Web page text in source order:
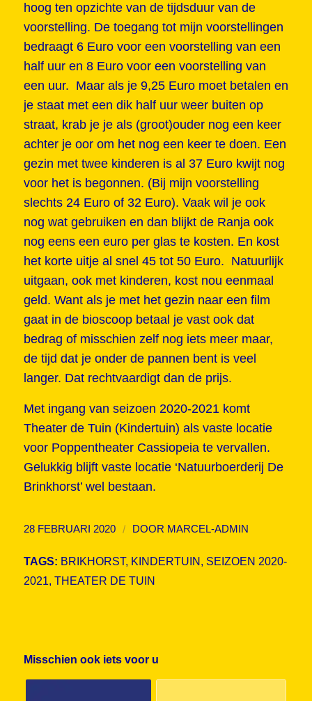
hoog ten opzichte van de tijdsduur van de
voorstelling. De toegang tot mijn voorstellingen
bedraagt 6 Euro voor een voorstelling van een
half uur en 8 Euro voor een voorstelling van
een uur. Maar als je 9,25 Euro moet betalen en
je staat met een dik half uur weer buiten op
straat, krab je je als (groot)ouder nog een keer
achter je oor om het nog een keer te doen. Een
gezin met twee kinderen is al 37 Euro kwijt nog
voor het is begonnen. (Bij mijn voorstelling
slechts 24 Euro of 32 Euro). Vaak wil je ook
nog wat gebruiken en dan blijkt de Ranja ook
nog eens een euro per glas te kosten. En kost
het korte uitje al snel 45 tot 50 Euro. Natuurlijk
uitgaan, ook met kinderen, kost nou eenmaal
geld. Want als je met het gezin naar een film
gaat in de bioscoop betaal je vast ook dat
bedrag of misschien zelf nog iets meer maar,
de tijd dat je onder de pannen bent is veel
langer. Dat rechtvaardigt dan de prijs.
Met ingang van seizoen 2020-2021 komt
Theater de Tuin (Kindertuin) als vaste locatie
voor Poppentheater Cassiopeia te vervallen.
Gelukkig blijft vaste locatie ‘Natuurboerderij De
Brinkhorst’ wel bestaan.
28 FEBRUARI 2020 / DOOR MARCEL-ADMIN
TAGS: BRIKHORST, KINDERTUIN, SEIZOEN 2020-
2021, THEATER DE TUIN
Misschien ook iets voor u